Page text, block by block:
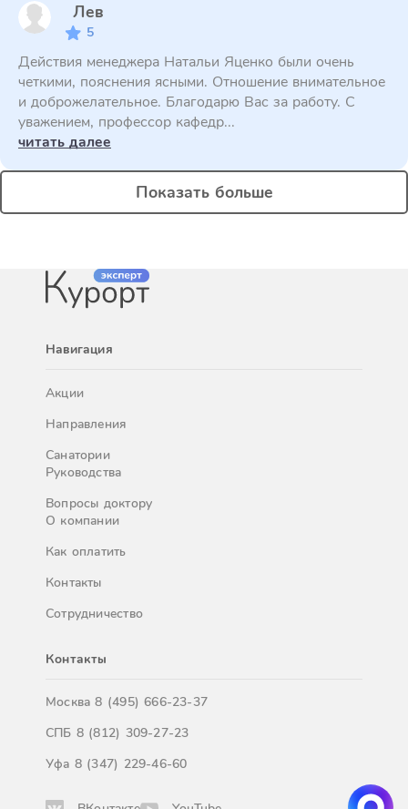
Лев
5
Действия менеджера Натальи Яценко были очень
четкими, пояснения ясными. Отношение внимательное
и доброжелательное. Благодарю Вас за работу. С
уважением, профессор кафедр...
читать далее
Показать больше
Навигация
Акции
Направления
Санатории
Руководства
Вопросы доктору
О компании
Как оплатить
Контакты
Сотрудничество
Контакты
Москва8 (495) 666-23-37
СПБ 8 (812) 309-27-23
Уфа 8 (347) 229-46-60